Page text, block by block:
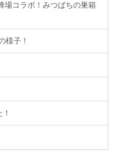
場コラボ！みつばちの巣箱
様子！